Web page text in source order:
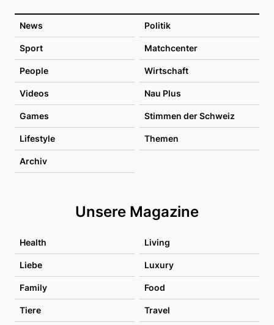
News Politik
Sport Matchcenter
People Wirtschaft
Videos Nau Plus
Games Stimmen der Schweiz
Lifestyle Themen
Archiv
Unsere Magazine
Health Living
Liebe Luxury
Family Food
Tiere Travel